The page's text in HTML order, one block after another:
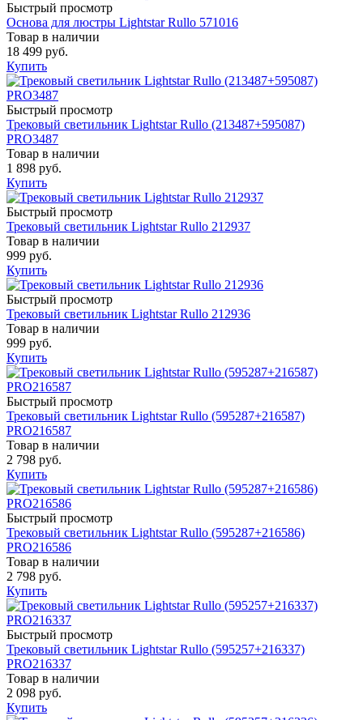
Быстрый просмотр
Основа для люстры Lightstar Rullo 571016
Товар в наличии
18 499 руб.
Купить
Быстрый просмотр
Трековый светильник Lightstar Rullo (213487+595087)
PRO3487
Товар в наличии
1 898 руб.
Купить
Быстрый просмотр
Трековый светильник Lightstar Rullo 212937
Товар в наличии
999 руб.
Купить
Быстрый просмотр
Трековый светильник Lightstar Rullo 212936
Товар в наличии
999 руб.
Купить
Быстрый просмотр
Трековый светильник Lightstar Rullo (595287+216587)
PRO216587
Товар в наличии
2 798 руб.
Купить
Быстрый просмотр
Трековый светильник Lightstar Rullo (595287+216586)
PRO216586
Товар в наличии
2 798 руб.
Купить
Быстрый просмотр
Трековый светильник Lightstar Rullo (595257+216337)
PRO216337
Товар в наличии
2 098 руб.
Купить